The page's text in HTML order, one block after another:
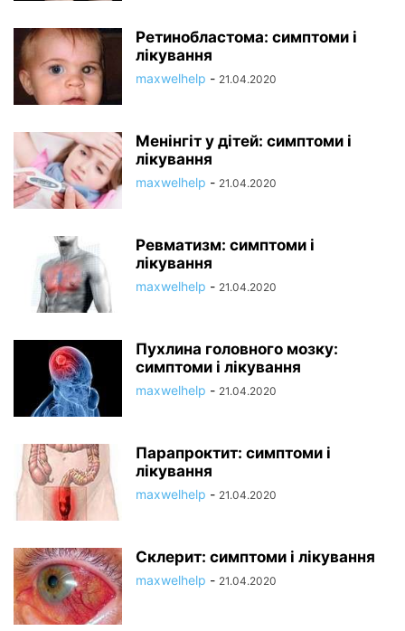
Ретинобластома: симптоми і
лікування
maxwelhelp - 21.04.2020
Менінгіт у дітей: симптоми і
лікування
maxwelhelp - 21.04.2020
Ревматизм: симптоми і
лікування
maxwelhelp - 21.04.2020
Пухлина головного мозку:
симптоми і лікування
maxwelhelp - 21.04.2020
Парапроктит: симптоми і
лікування
maxwelhelp - 21.04.2020
Склерит: симптоми і лікування
maxwelhelp - 21.04.2020